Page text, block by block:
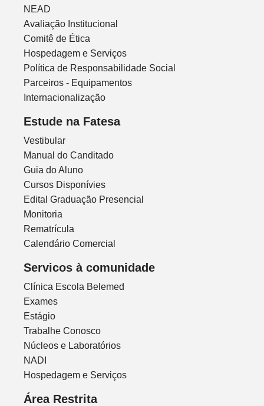
NEAD
Avaliação Institucional
Comitê de Ética
Hospedagem e Serviços
Política de Responsabilidade Social
Parceiros - Equipamentos
Internacionalização
Estude na Fatesa
Vestibular
Manual do Canditado
Guia do Aluno
Cursos Disponívies
Edital Graduação Presencial
Monitoria
Rematrícula
Calendário Comercial
Servicos à comunidade
Clínica Escola Belemed
Exames
Estágio
Trabalhe Conosco
Núcleos e Laboratórios
NADI
Hospedagem e Serviços
Área Restrita